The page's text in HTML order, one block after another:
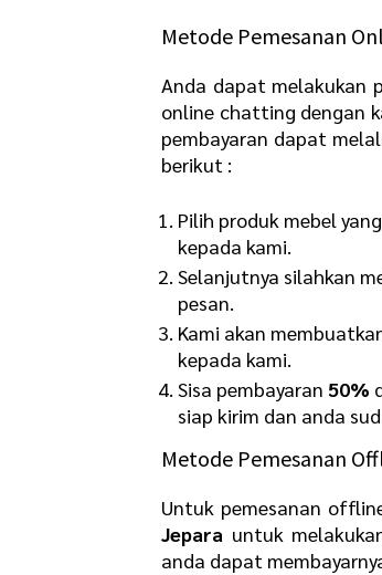
Metode Pemesanan
Anda dapat melakukan
online chatting dengan
pembayaran dapat
berikut :
Pilih produk mebel
kepada kami.
Selanjutnya silahkan
pesan.
Kami akan
kepada kami.
Sisa pembayaran 50%
siap kirim dan anda
Metode Pemesanan
Untuk pemesanan
Jepara untuk
anda dapat